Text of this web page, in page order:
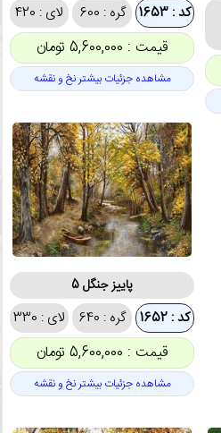
کد : 1653 گره : 600 لای : 420
قیمت : 5,600,000 تومان
مشاهده جزئیات بیشتر نخ و نقشه
پاییز جنگل 5
کد : 1652 گره : 640 لای : 330
قیمت : 5,600,000 تومان
مشاهده جزئیات بیشتر نخ و نقشه